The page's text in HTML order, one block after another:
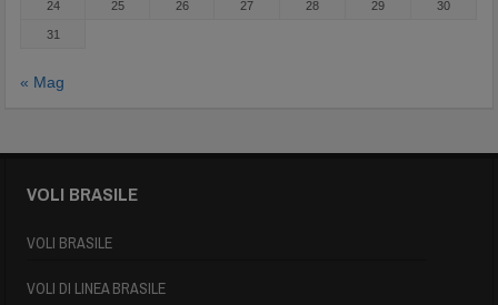
24 25 26 27 28 29 30
31
« Mag
VOLI BRASILE
VOLI BRASILE
VOLI DI LINEA BRASILE